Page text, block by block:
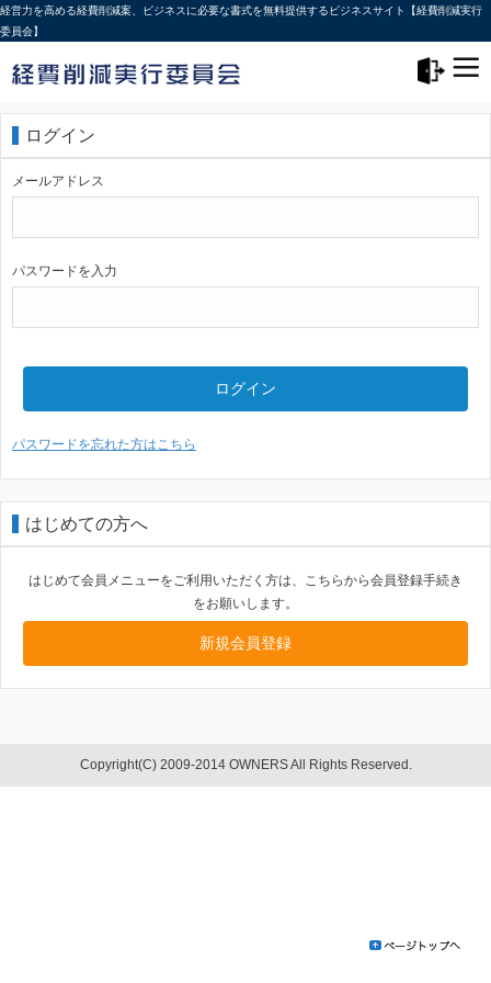
経営力を高める経費削減案、ビジネスに必要な書式を無料提供するビジネスサイト【経費削減実行
委員会】
ログイン
メールアドレス
パスワードを入力
ログイン
パスワードを忘れた方はこちら
はじめての方へ
はじめて会員メニューをご利用いただく方は、こちらから会員登録手続き
をお願いします。
新規会員登録
Copyright(C) 2009-2014 OWNERS All Rights Reserved.